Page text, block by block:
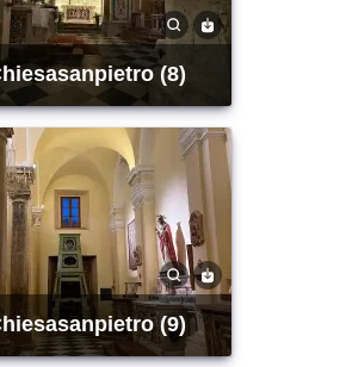
chiesasanpietro (8)
chiesasanpietro (9)